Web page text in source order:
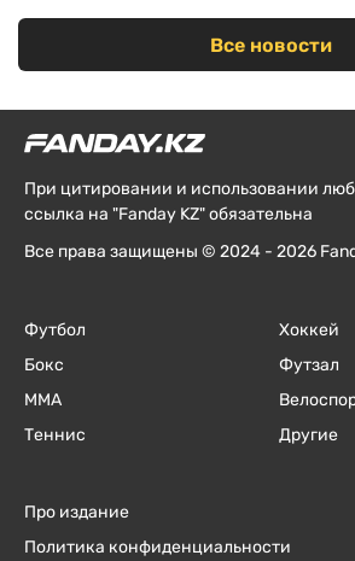
Все новости
При цитировании и использовании
ссылка на "Fanday KZ" обязательна
Все права защищены © 2024 - 2026
Футбол
Бокс
ММА
Теннис
Хоккей
Футзал
Другие
Про издание
Политика конфиденциальности